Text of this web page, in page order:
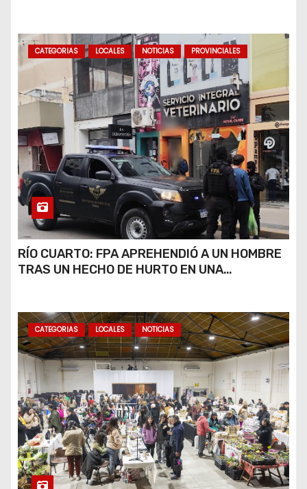
CATEGORIAS LOCALES NOTICIAS PROVINCIALES
RÍO CUARTO: FPA APREHENDIÓ A UN HOMBRE
TRAS UN HECHO DE HURTO EN UNA
CATEGORIAS LOCALES NOTICIAS